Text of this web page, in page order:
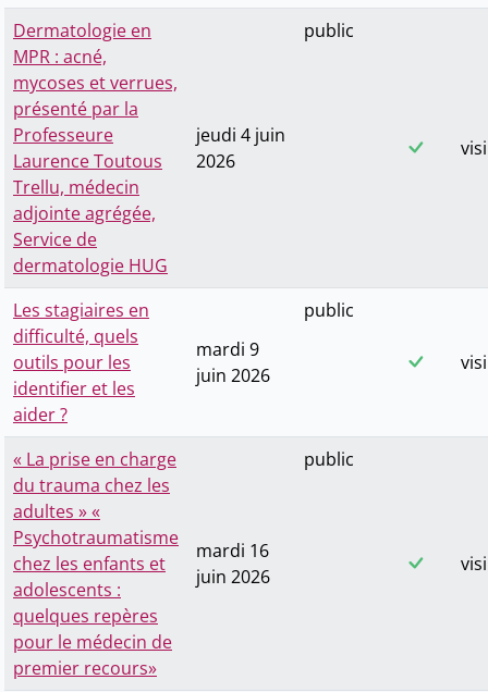
Dermatologie en
MPR : acné,
mycoses et verrues,
présenté par la
Professeure
Laurence Toutous
Trellu, médecin
adjointe agrégée,
Service de
dermatologie HUG
jeudi 4 juin
2026
public
Les stagiaires en
difficulté, quels
outils pour les
identifier et les
aider ?
mardi 9
juin 2026
public
« La prise en charge
du trauma chez les
adultes » «
Psychotraumatisme
chez les enfants et
adolescents :
quelques repères
pour le médecin de
premier recours»
mardi 16
juin 2026
public